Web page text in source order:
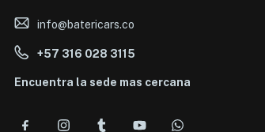
info@batericars.co
+57 316 028 3115
Encuentra la sede mas cercana